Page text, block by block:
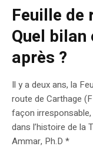
Feuille de
Quel bilan
après ?
Il y a deux ans, la
route de Carthage
façon
dans l’histoire de la
Ammar, Ph.D *